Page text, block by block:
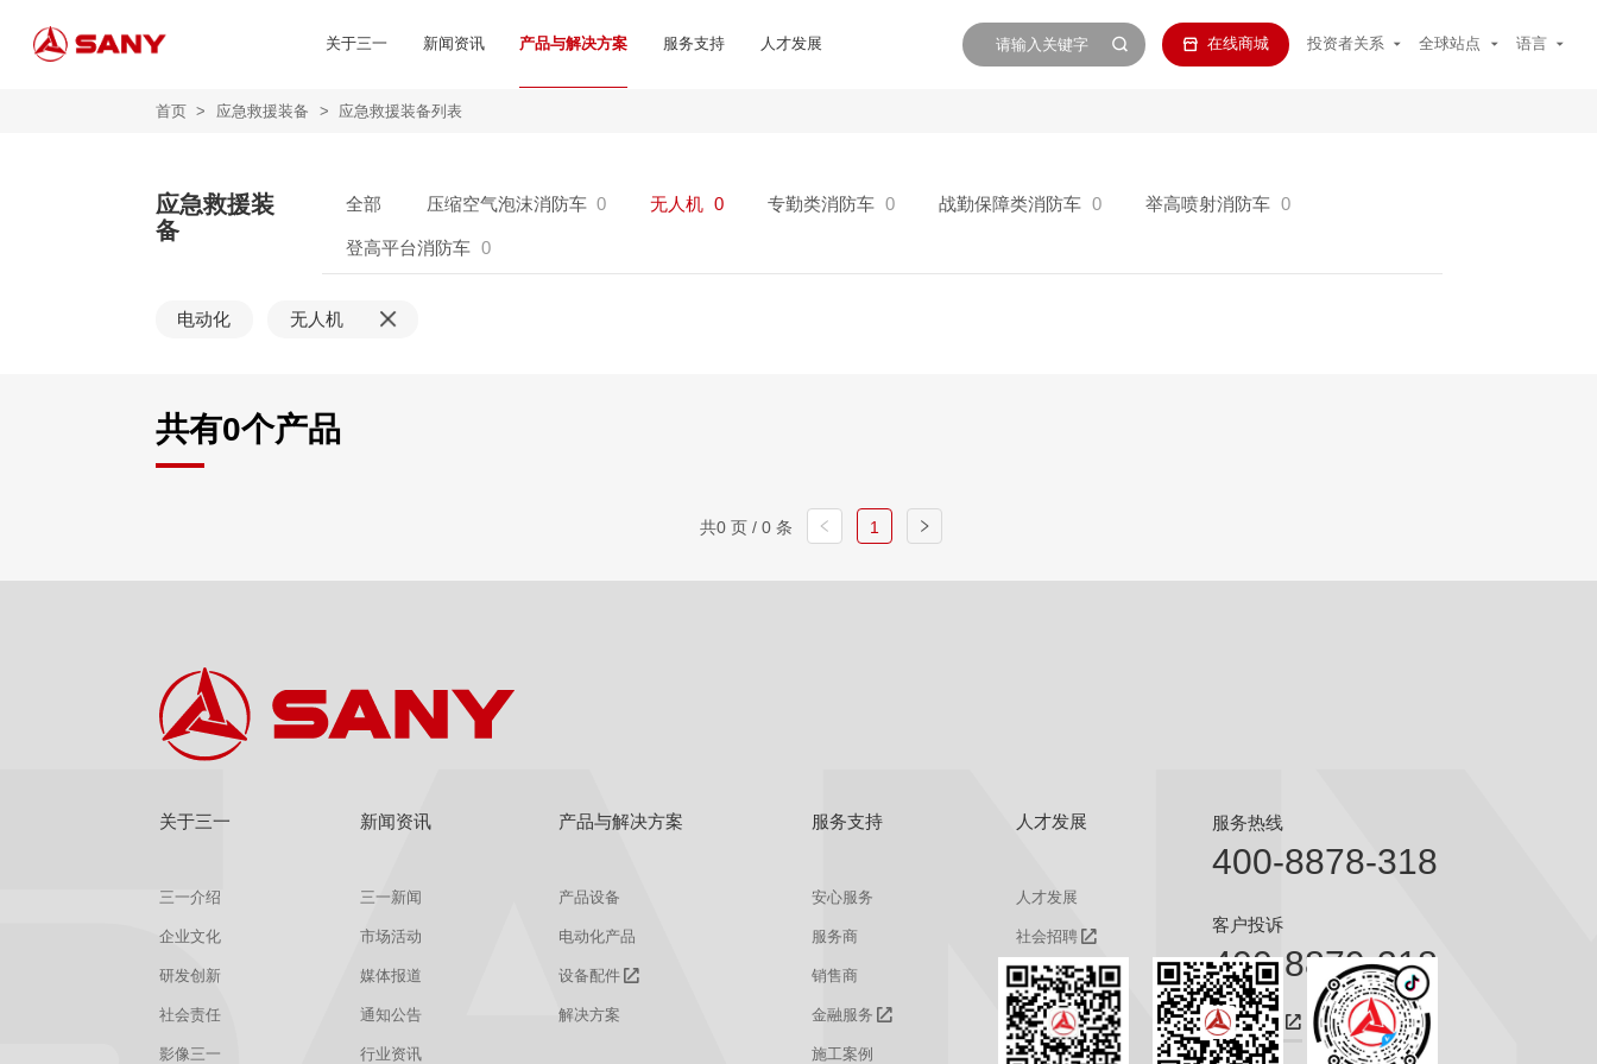
关于三一 新闻资讯 产品与解决方案 服务支持 人才发展 在线商城 投资者关系 全球站点 语言
首页 > 应急救援装备 > 应急救援装备列表
应急救援装
备
全部 压缩空气泡沫消防车 0 无人机 0 专勤类消防车 0 战勤保障类消防车 0 举高喷射消防车 0
登高平台消防车 0
电动化 无人机
共有0个产品
共0 页 / 0 条 1
关于三一
三一介绍
企业文化
研发创新
社会责任
影像三一
新闻资讯
三一新闻
市场活动
媒体报道
通知公告
行业资讯
产品与解决方案
产品设备
电动化产品
设备配件
解决方案
服务支持
安心服务
服务商
销售商
金融服务
施工案例
人才发展
人才发展
社会招聘
校园招聘
服务热线
400-8878-318
客户投诉
400-8879-318
咨询热线